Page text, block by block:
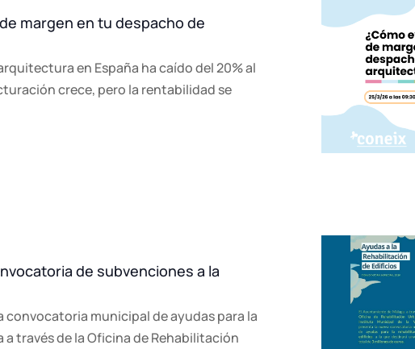
margen en tu despacho de
en España ha caído del 20% al
crece, pero la rentabilidad se
de subvenciones a la
convocatoria municipal de ayudas para la
través de la Oficina de Rehabilitación